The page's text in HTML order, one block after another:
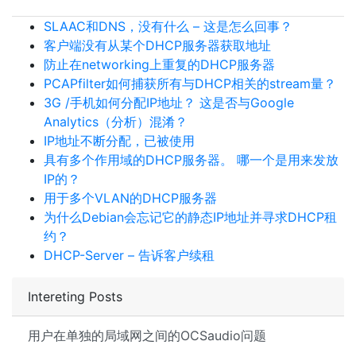
Intereting Posts
用户在单独的局域网之间的OCSaudio问题
SLAAC和DNS，没有什么 – 这是怎么回事？
客户端没有从某个DHCP服务器获取地址
防止在networking上重复的DHCP服务器
PCAPfilter如何捕获所有与DHCP相关的stream量？
3G /手机如何分配IP地址？ 这是否与Google
Analytics（分析）混淆？
IP地址不断分配，已被使用
具有多个作用域的DHCP服务器。 哪一个是用来发放
IP的？
用于多个VLAN的DHCP服务器
为什么Debian会忘记它的静态IP地址并寻求DHCP租
约？
DHCP-Server – 告诉客户续租